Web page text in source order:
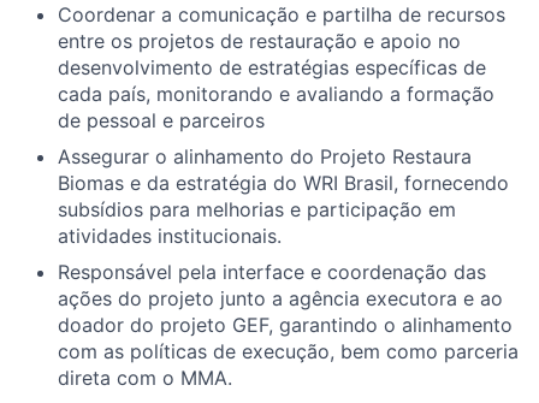
Coordenar a comunicação e partilha de recursos
entre os projetos de restauração e apoio no
desenvolvimento de estratégias específicas de
cada país, monitorando e avaliando a formação
de pessoal e parceiros
Assegurar o alinhamento do Projeto Restaura
Biomas e da estratégia do WRI Brasil, fornecendo
subsídios para melhorias e participação em
atividades institucionais.
Responsável pela interface e coordenação das
ações do projeto junto a agência executora e ao
doador do projeto GEF, garantindo o alinhamento
com as políticas de execução, bem como parceria
direta com o MMA.